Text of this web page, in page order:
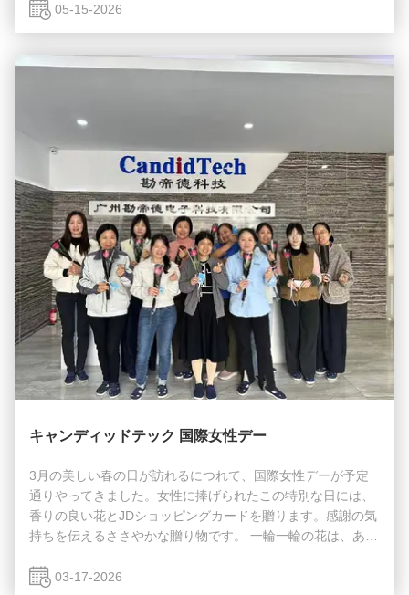
を確保し車両管理効率を向上させるための中核的な必需品へ
ジニアリング車両などの複雑なシナリオにおける全天候型の
05-15-2026
キャンディッドテック 国際女性デー
3月の美しい春の日が訪れるにつれて、国際女性デーが予定
通りやってきました。女性に捧げられたこの特別な日には、
香りの良い花とJDショッピングカードを贈ります。感謝の気
持ちを伝えるささやかな贈り物です。 一輪一輪の花は、あな
り越えるあなたに寄り添い、人生の穏やかな瞬間も見守って
03-17-2026